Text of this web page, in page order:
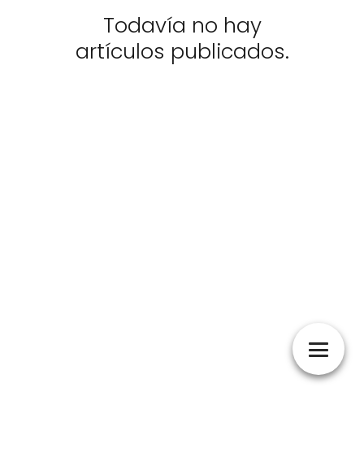
Todavía no hay
artículos publicados.